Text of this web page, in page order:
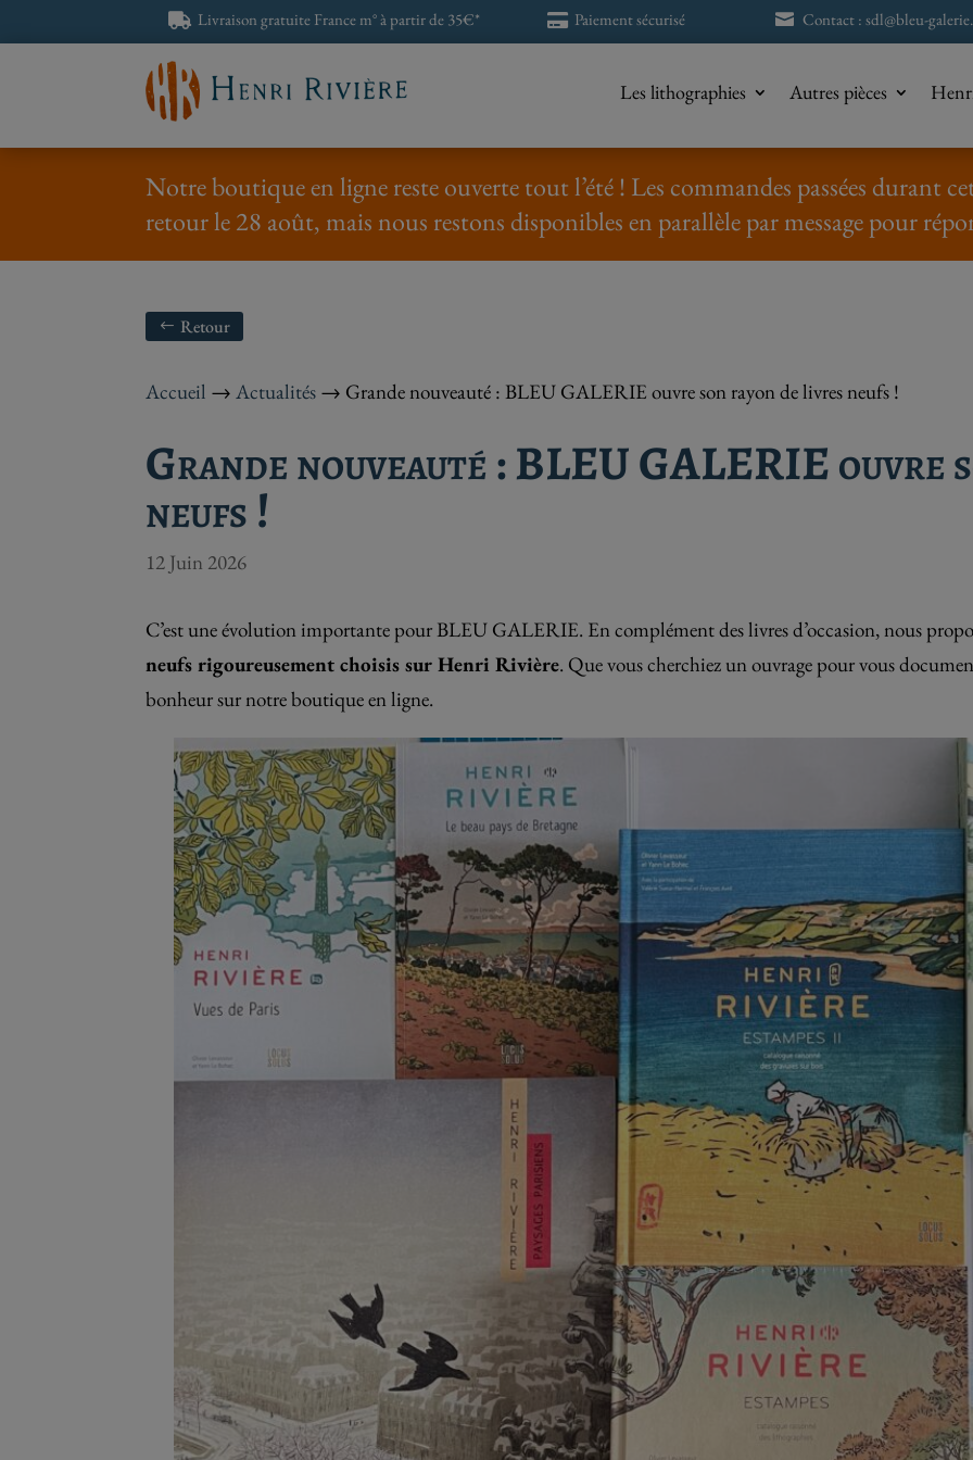
 Livraison gratuite France m° à partir de 35€*  Paiement sécurisé  Contact : sdl@bleu-
Les lithographies Autres pièces
Notre boutique en ligne reste ouverte tout l’été ! Les commandes passées durant
retour le 28 août, mais nous restons disponibles en parallèle par message pour
Retour
Accueil →Actualités → Grande nouveauté : BLEU GALERIE ouvre son rayon de livres neufs !
Grande nouveauté : BLEU GALERIE ouvre
neufs !
12 Juin 2026
C’est une évolution importante pour BLEU GALERIE. En complément des livres d’occasion, nous
neufs rigoureusement choisis sur Henri Rivière. Que vous cherchiez un ouvrage pour vous
bonheur sur notre boutique en ligne.